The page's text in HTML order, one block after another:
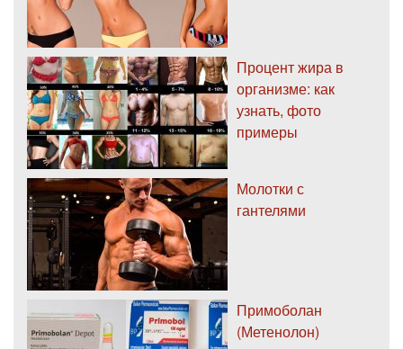
Процент жира в
организме: как
узнать, фото
примеры
Молотки с
гантелями
Примоболан
(Метенолон)